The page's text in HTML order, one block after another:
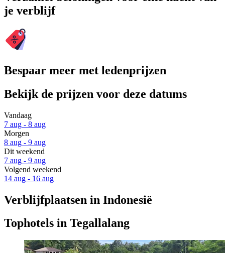
je verblijf
Bespaar meer met ledenprijzen
Bekijk de prijzen voor deze datums
Vandaag
7 aug - 8 aug
Morgen
8 aug - 9 aug
Dit weekend
7 aug - 9 aug
Volgend weekend
14 aug - 16 aug
Verblijfplaatsen in Indonesië
Tophotels in Tegallalang